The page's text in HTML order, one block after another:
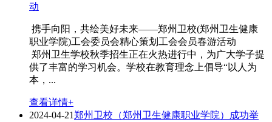
动
携手向阳，共绘美好未来——郑州卫校(郑州卫生健康
职业学院)工会委员会精心策划工会会员春游活动
郑州卫生学校秋季招生正在火热进行中，为广大学子提
供了丰富的学习机会。学校在教育理念上倡导“以人为
本，...
查看详情+
2024-04-21郑州卫校（郑州卫生健康职业学院）成功举